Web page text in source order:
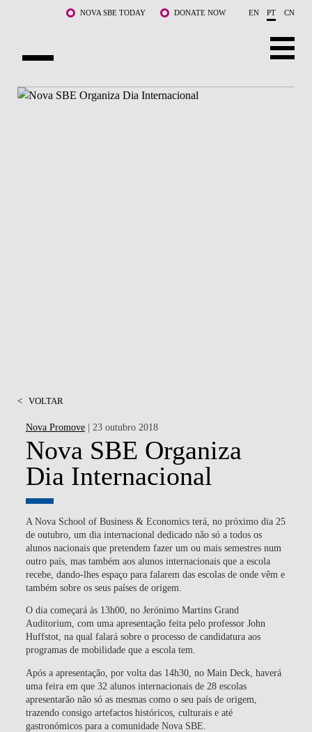
Saltar para o conteúdo principalNOVA SBE TODAY DONATE NOW EN PT CN
SOBRE NÓS
< VOLTAR
Nova Promove| 23 outubro 2018
Nova SBE Organiza
Dia Internacional
A Nova School of Business & Economics terá, no próximo dia 25
de outubro, um dia internacional dedicado não só a todos os
alunos nacionais que pretendem fazer um ou mais semestres num
outro país, mas também aos alunos internacionais que a escola
recebe, dando-lhes espaço para falarem das escolas de onde vêm e
também sobre os seus países de origem.
O dia começará às 13h00, no Jerónimo Martins Grand
Auditorium, com uma apresentação feita pelo professor John
Huffstot, na qual falará sobre o processo de candidatura aos
programas de mobilidade que a escola tem.
Após a apresentação, por volta das 14h30, no Main Deck, haverá
uma feira em que 32 alunos internacionais de 28 escolas
apresentarão não só as mesmas como o seu país de origem,
trazendo consigo artefactos históricos, culturais e até
gastronómicos para a comunidade Nova SBE.